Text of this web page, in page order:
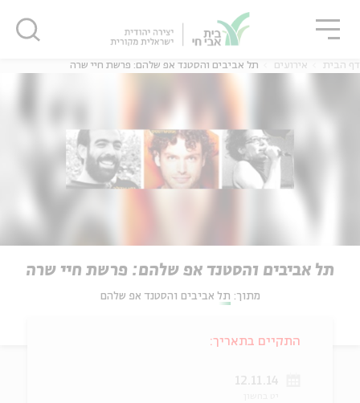
דף הבית אירועים תל אביבים והסטנד אפ שלהם: פרשת חיי שרה
תל אביבים והסטנד אפ שלהם: פרשת חיי שרה
מתוך: תל אביבים והסטנד אפ שלהם
התקיים בתאריך:
12.11.14
סגור